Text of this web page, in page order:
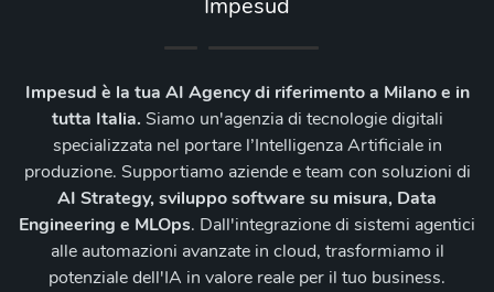
Impesud è la tua AI Agency di riferimento a Milano e in
tutta Italia. Siamo un'agenzia di tecnologie digitali
specializzata nel portare l’Intelligenza Artificiale in
produzione. Supportiamo aziende e team con soluzioni di
AI Strategy, sviluppo software su misura, Data
Engineering e MLOps. Dall'integrazione di sistemi agentici
alle automazioni avanzate in cloud, trasformiamo il
potenziale dell'IA in valore reale per il tuo business.